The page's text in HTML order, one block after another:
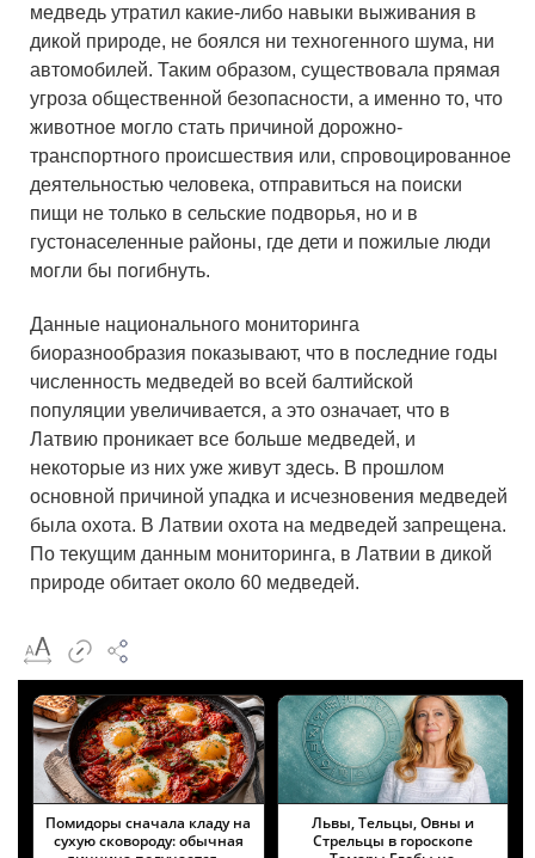
медведь утратил какие-либо навыки выживания в
дикой природе, не боялся ни техногенного шума, ни
автомобилей. Таким образом, существовала прямая
угроза общественной безопасности, а именно то, что
животное могло стать причиной дорожно-
транспортного происшествия или, спровоцированное
деятельностью человека, отправиться на поиски
пищи не только в сельские подворья, но и в
густонаселенные районы, где дети и пожилые люди
могли бы погибнуть.
Данные национального мониторинга
биоразнообразия показывают, что в последние годы
численность медведей во всей балтийской
популяции увеличивается, а это означает, что в
Латвию проникает все больше медведей, и
некоторые из них уже живут здесь. В прошлом
основной причиной упадка и исчезновения медведей
была охота. В Латвии охота на медведей запрещена.
По текущим данным мониторинга, в Латвии в дикой
природе обитает около 60 медведей.
Помидоры сначала кладу на
сухую сковороду: обычная
Львы, Тельцы, Овны и
Стрельцы в гороскопе